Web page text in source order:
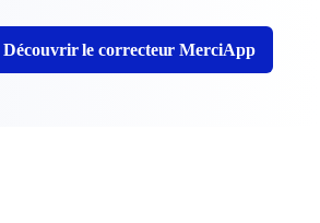
Découvrir le correcteur MerciApp